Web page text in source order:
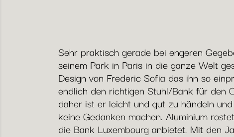
Sehr praktisch gerade bei engeren
seinem Park in Paris in die ganze Welt
Design von Frederic Sofia das ihn so
endlich den richtigen Stuhl/Bank für den
daher ist er leicht und gut zu händeln
keine Gedanken machen. Aluminium
die Bank Luxembourg anbietet. Mit den